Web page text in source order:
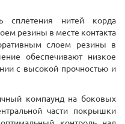
сплетения нитей корда
резины в месте контакта
слоем резины в
обеспечивают низкое
с высокой прочностью и
компаунд на боковых
части покрышки